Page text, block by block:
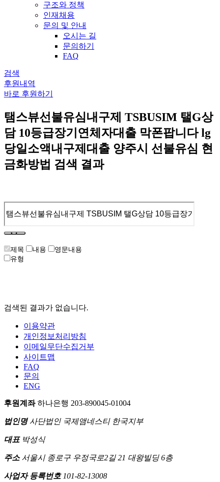
구조와 정책
인재채용
문의 및 안내
오시는 길
문의하기
FAQ
검색
후원내역
바로 후원하기
탬스뷰선불유심내구제 TSBUSIM 탤G상
담 10등급장기연체자대출 막폰팝니다 lg
당일소액내구제대출 양주시 선불유심 현
금화방법 검색 결과
제목 내용
영문내용
유형
보도자
검색된 결과가 없습니다.
이용약관
개인정보처리방침
이메일무단수집거부
사이트맵
FAQ
문의
ENG
후원계좌 하나은행 203-890045-01004
법인명 사단법인 국제앰네스티 한국지부
대표 박성식
주소 서울시 종로구 우정국로2길 21 대왕빌딩 6층
사업자 등록번호 101-82-13008